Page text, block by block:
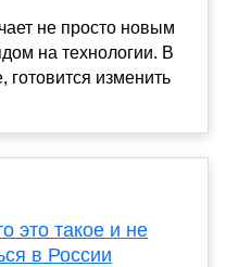
не просто новым
на технологии. В
готовится изменить
это такое и не
в России